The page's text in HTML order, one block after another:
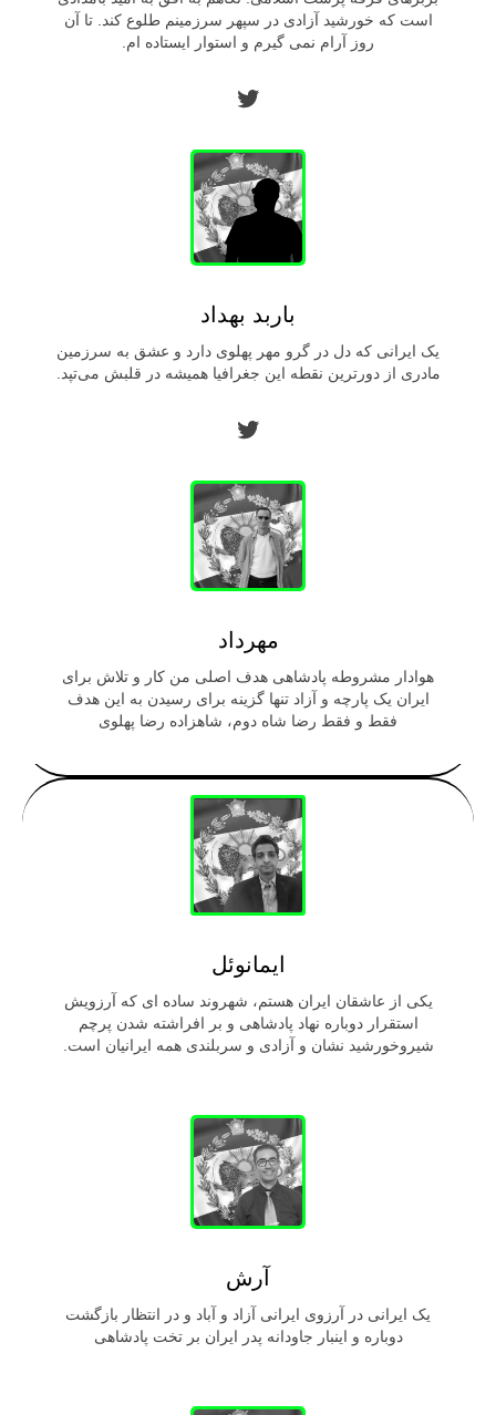
است كه خورشيد آزادى در سپهر سرزمينم طلوع كند. تا آن
روز آرام نمى گيرم و استوار ايستاده ام.
توییتر
باربد بهداد
یک ایرانی که دل در گرو مهر پهلوی دارد و عشق به سرزمین
مادری از دورترین نقطه این جغرافیا همیشه در قلبش می‌تپد.
توییتر
مهرداد
هوادار مشروطه پادشاهی هدف اصلی من کار و‌ تلاش برای
ایران یک پارچه و آزاد تنها گزینه برای رسیدن به این هدف
فقط و فقط رضا شاه دوم، شاهزاده رضا پهلوی
ایمانوئل
یکی از عاشقان ایران هستم، شهروند ساده ای که آرزویش
استقرار دوباره نهاد پادشاهی و بر افراشته شدن پرچم
شیروخورشید نشان و آزادی و سربلندی همه ایرانیان است.
آرش
یک ایرانی در آرزوی ایرانی آزاد و آباد و در انتظار بازگشت
دوباره و اینبار جاودانه پدر ایران بر تخت پادشاهی